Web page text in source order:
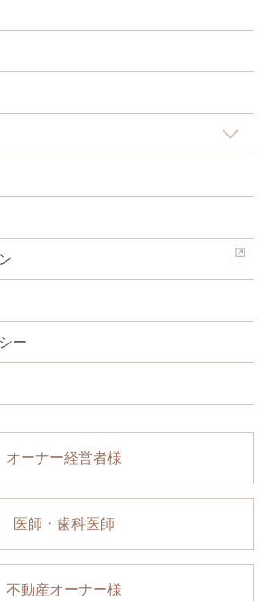
ー
オーナー経営者様
医師・歯科医師
不動産オーナー様